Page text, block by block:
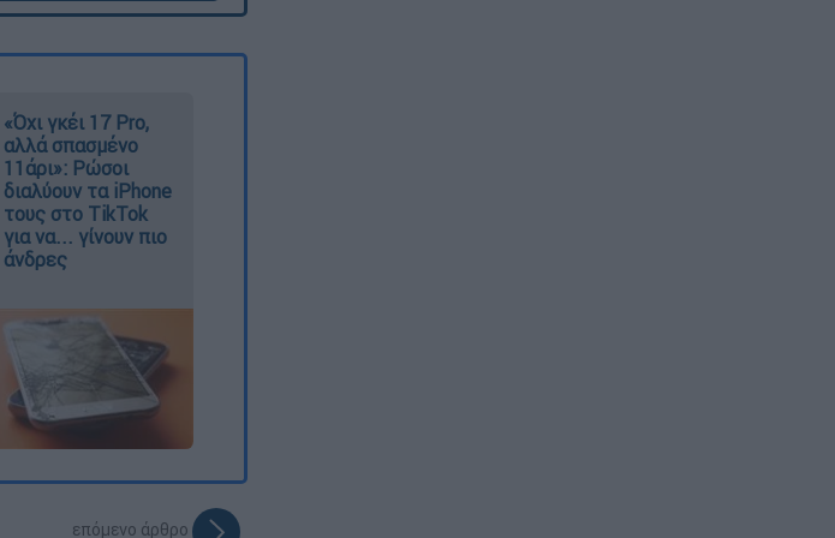
«Όχι γκέι 17 Pro,
αλλά σπασμένο
11άρι»: Ρώσοι
διαλύουν τα iPhone
τους στο TikTok
για να... γίνουν πιο
άνδρες
επόμενο άρθρο